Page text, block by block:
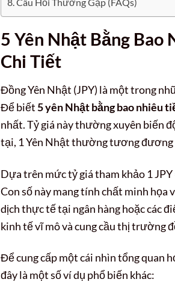
Câu Hỏi Thường Gặp (FAQs)
5 Yên Nhật Bằng Bao
Chi Tiết
Đồng Yên Nhật (JPY) là một trong
Để biết5 yên Nhật bằng bao nhiêu
nhất. Tỷ giá này thường xuyên biến
tại, 1 Yên Nhật thường tương đương
Dựa trên mức tỷ giá tham khảo 1
Con số này mang tính chất minh
dịch thực tế tại ngân hàng hoặc các
kinh tế vĩ mô và cung cầu thị trường
Để cung cấp một cái nhìn tổng quan
đây là một số ví dụ phổ biến khác: